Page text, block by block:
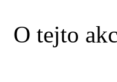
O tejto